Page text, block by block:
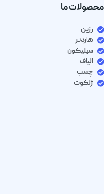
محصولات ما
رزین
هاردنر
سیلیکون
الیاف
چسب
ژلکوت